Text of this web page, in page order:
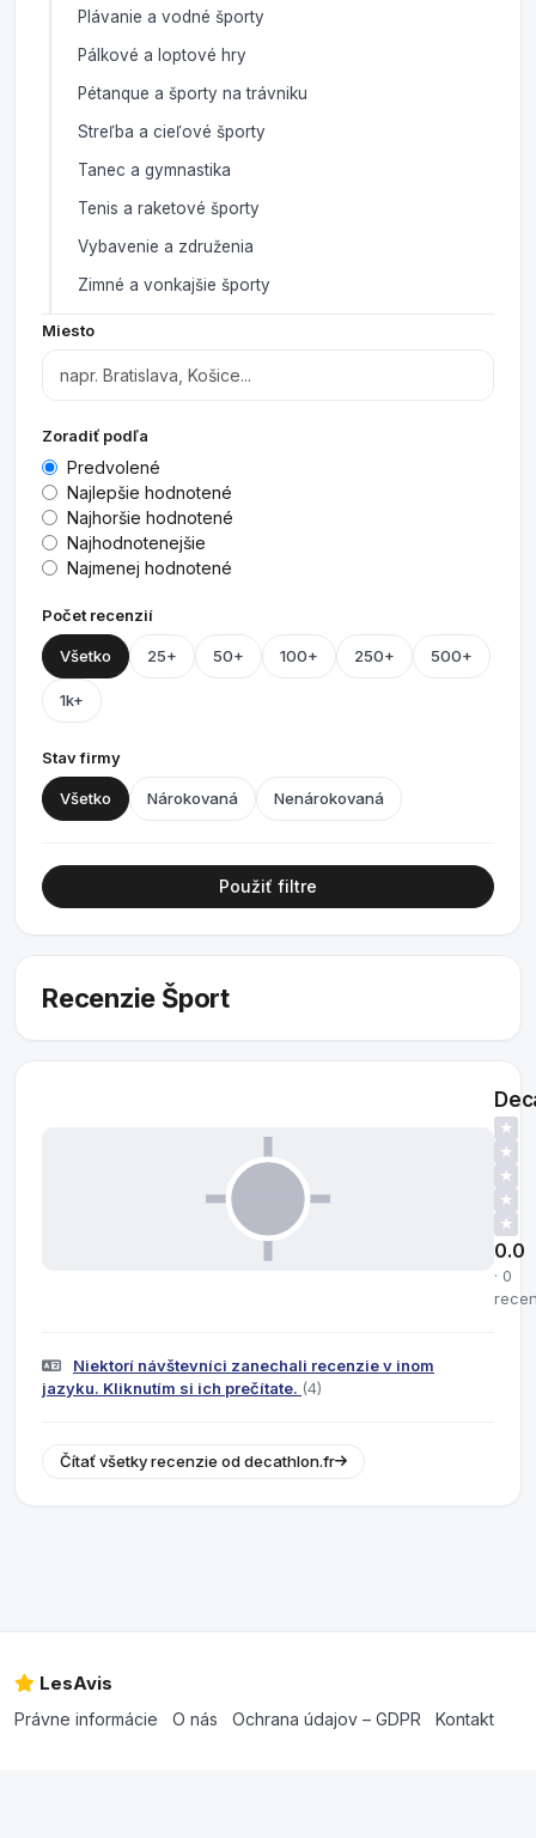
Plávanie a vodné športy
Pálkové a loptové hry
Pétanque a športy na trávniku
Streľba a cieľové športy
Tanec a gymnastika
Tenis a raketové športy
Vybavenie a združenia
Zimné a vonkajšie športy
Miesto
Zoradiť podľa
Predvolené
Najlepšie hodnotené
Najhoršie hodnotené
Najhodnotenejšie
Najmenej hodnotené
Počet recenzií
Všetko 25+ 50+ 100+ 250+ 500+
1k+
Stav firmy
Všetko Nárokovaná Nenárokovaná
Použiť filtre
Recenzie Šport
★
★
★
★
★
0.0
· 0
Niektorí návštevníci zanechali recenzie v inom
jazyku. Kliknutím si ich prečítate. (4)
Čítať všetky recenzie od decathlon.fr
LesAvis
Právne informácie O nás Ochrana údajov – GDPR Kontakt